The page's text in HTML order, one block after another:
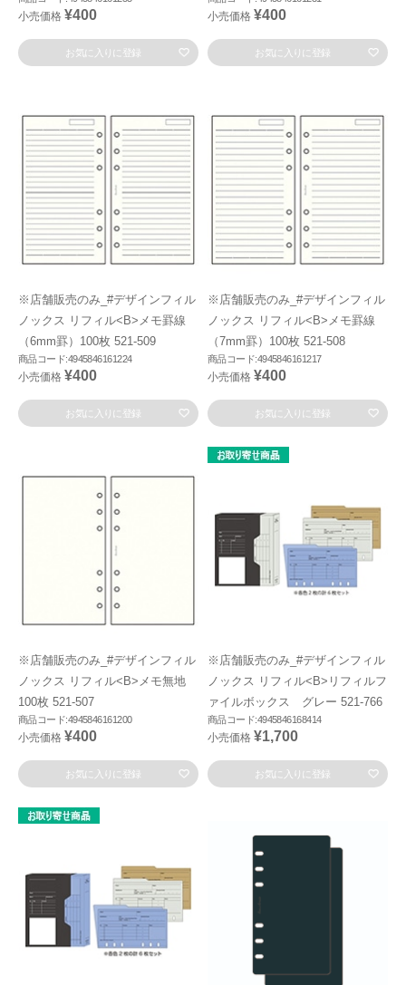
小売価格 ¥400
お気に入りに登録
小売価格 ¥400
お気に入りに登録
※店舗販売のみ_#デザインフィル
ノックス リフィル<B>メモ罫線
（6mm罫）100枚 521-509
商品コード:4945846161224
小売価格 ¥400
お気に入りに登録
※店舗販売のみ_#デザインフィル
ノックス リフィル<B>メモ罫線
（7mm罫）100枚 521-508
商品コード:4945846161217
小売価格 ¥400
お気に入りに登録
※店舗販売のみ_#デザインフィル
ノックス リフィル<B>メモ無地
100枚 521-507
商品コード:4945846161200
小売価格 ¥400
お気に入りに登録
※店舗販売のみ_#デザインフィル
ノックス リフィル<B>リフィルフ
ァイルボックス グレー 521-766
商品コード:4945846168414
小売価格 ¥1,700
お気に入りに登録